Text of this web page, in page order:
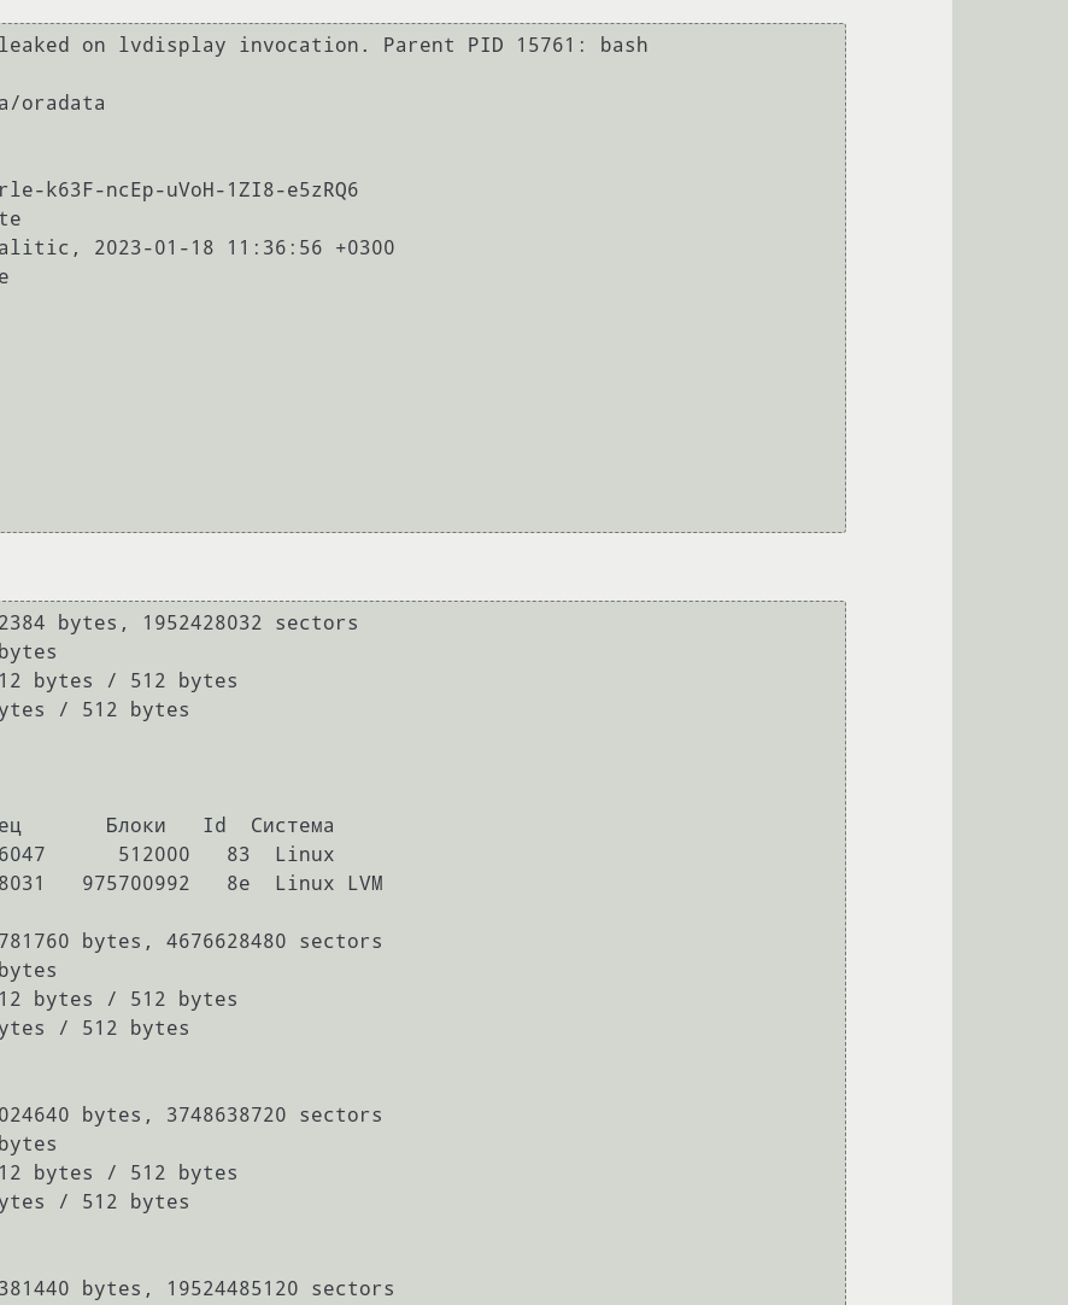
on lvdisplay invocation. Parent PID 15761: bash
2023-01-18 11:36:56 +0300
bytes, 1952428032 sectors
bytes / 512 bytes
/ 512 bytes
Блоки   Id  Система
512000   83  Linux
975700992   8e  Linux LVM
bytes, 4676628480 sectors
bytes / 512 bytes
/ 512 bytes
bytes, 3748638720 sectors
bytes / 512 bytes
/ 512 bytes
bytes, 19524485120 sectors